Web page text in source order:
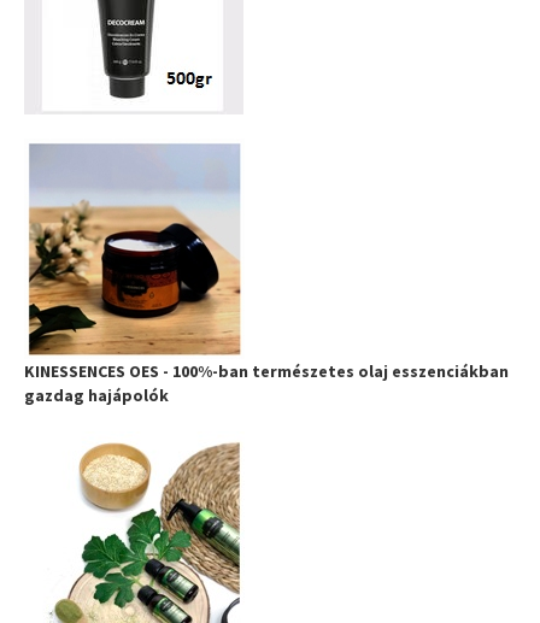
KINESSENCES OES - 100%-ban természetes olaj esszenciákban
gazdag hajápolók